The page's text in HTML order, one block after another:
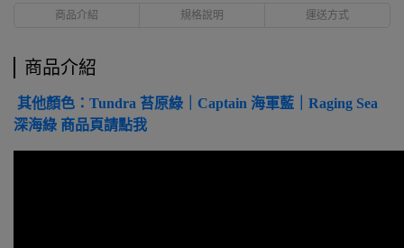
商品介紹 規格說明 運送方式
商品介紹
其他顏色：Tundra 苔原綠｜Captain 海軍藍｜Raging Sea
深海綠 商品頁請點我